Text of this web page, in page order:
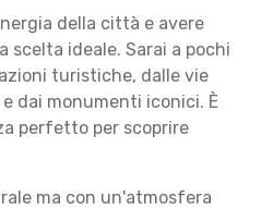
della città e avere
scelta ideale. Sarai a pochi
turistiche, dalle vie
dai monumenti iconici. È
perfetto per scoprire
ma con un'atmosfera